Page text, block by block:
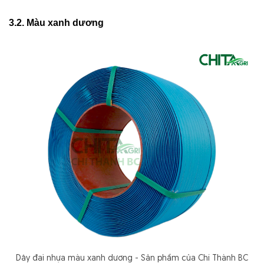
3.2. Màu xanh dương
Dây đai nhựa màu xanh dương - Sản phẩm của Chí Thành BC